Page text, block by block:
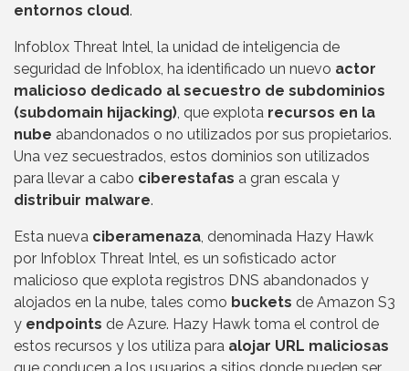
entornos cloud.
Infoblox Threat Intel, la unidad de inteligencia de
seguridad de Infoblox, ha identificado un nuevo actor
malicioso dedicado al secuestro de subdominios
(subdomain hijacking) , que explota recursos en la
nube abandonados o no utilizados por sus propietarios.
Una vez secuestrados, estos dominios son utilizados
para llevar a cabo ciberestafas a gran escala y
distribuir malware.
Esta nueva ciberamenaza , denominada Hazy Hawk
por Infoblox Threat Intel, es un sofisticado actor
malicioso que explota registros DNS abandonados y
alojados en la nube, tales como buckets de Amazon S3
y endpoints de Azure. Hazy Hawk toma el control de
estos recursos y los utiliza para alojar URL maliciosas
que conducen a los usuarios a sitios donde pueden ser